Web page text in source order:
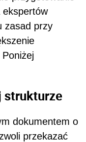
ekspertów
zasad przy
strukturze
dokumentem o
przekazać